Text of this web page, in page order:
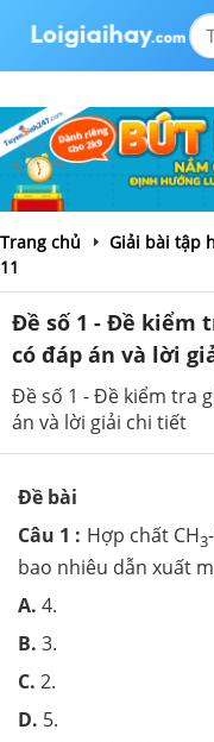
Trang chủ
Giải bài tập
11
Đề số 1 - Đề kiểm
có đáp án và lời
Đề số 1 - Đề kiểm tra
án và lời giải chi tiết
Đề bài
Câu 1 : Hợp chất CH3
bao nhiêu dẫn xuất
A. 4.
B. 3.
C. 2.
D. 5.